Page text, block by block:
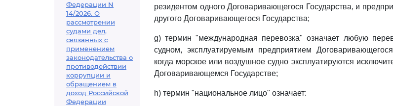
Федерации N
14/2026. О
рассмотрении
судами дел,
связанных с
применением
законодательства о
противодействии
коррупции и
обращением в
доход Российской
Федерации
резидентом одного Договаривающегося Государства, и
другого Договаривающегося Государства;
g) термин "международная перевозка" означает любую
судном, эксплуатируемым предприятием
когда морское или воздушное судно эксплуатируются
Договаривающемся Государстве;
h) термин "национальное лицо" означает: